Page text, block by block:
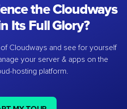
the Cloudways
Its Full Glory?
of Cloudways and see for yourself
your server & apps on the
hosting platform.